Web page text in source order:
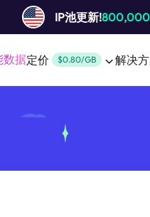
IP池更新!
数据定价 $0.80/GB 解决